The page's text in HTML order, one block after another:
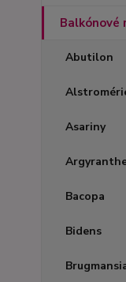
Balkónové
Abutilon
Asariny
Bacopa
Bidens